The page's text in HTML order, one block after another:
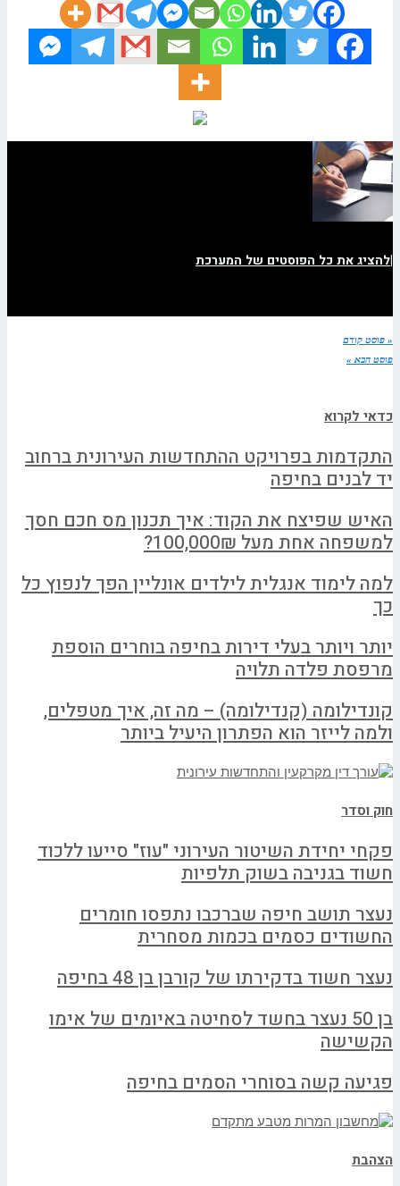
|להציג את כל הפוסטים של המערכת
« פוסט קודם
פוסט הבא »
כדאי לקרוא
התקדמות בפרויקט ההתחדשות העירונית ברחוב
יד לבנים בחיפה
האיש שפיצח את הקוד: איך תכנון מס חכם חסך
למשפחה אחת מעל 100,000₪?
למה לימוד אנגלית לילדים אונליין הפך לנפוץ כל
כך
יותר ויותר בעלי דירות בחיפה בוחרים הוספת
מרפסת פלדה תלויה
קונדילומה (קנדילומה) – מה זה, איך מטפלים,
ולמה לייזר הוא הפתרון היעיל ביותר
חוק וסדר
פקחי יחידת השיטור העירוני "עוז" סייעו ללכוד
חשוד בגניבה בשוק תלפיות
נעצר תושב חיפה שברכבו נתפסו חומרים
החשודים כסמים בכמות מסחרית
נעצר חשוד בדקירתו של קורבן בן 48 בחיפה
בן 50 נעצר בחשד לסחיטה באיומים של אימו
הקשישה
פגיעה קשה בסוחרי הסמים בחיפה
הצהבת